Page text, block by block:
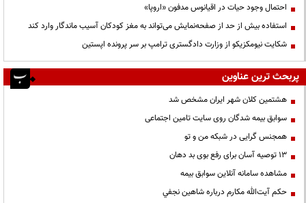
احتمال وجود حیات در اقیانوس مدفون «اروپا»
استفاده بیش از حد از صفحه‌نمایش می‌تواند به مغز کودکان آسیب ماندگار وارد کند
شکایت نیومکزیکو از وزارت دادگستری ترامپ بر سر پرونده اپستین
پربحث ترین عناوین
هشتمین کلان شهر ایران مشخص شد
سوابق بیمه شدگان روی سایت تامین اجتماعی
همجنس گرایی در شبکه من و تو
13 توصیه آسان برای رفع بوی بد دهان
مشاهده سامانه آنلاين سوابق بیمه
حكم آيت‌الله مكارم درباره شاهين نجفي